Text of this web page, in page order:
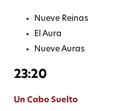
Nueve Reinas
El Aura
Nueve Auras
23:20
Un Cabo Suelto